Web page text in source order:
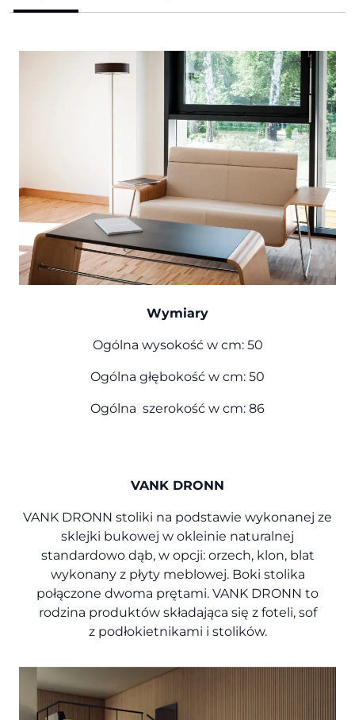
Wymiary
Ogólna wysokość w cm: 50
Ogólna głębokość w cm: 50
Ogólna szerokość w cm: 86
VANK DRONN
VANK DRONN stoliki na podstawie wykonanej ze
sklejki bukowej w okleinie naturalnej
standardowo dąb, w opcji: orzech, klon, blat
wykonany z płyty meblowej. Boki stolika
połączone dwoma prętami. VANK DRONN to
rodzina produktów składająca się z foteli, sof
z podłokietnikami i stolików.